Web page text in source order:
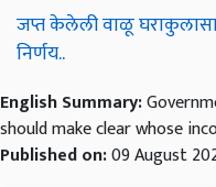
निर्णय..
should make clear whose
Published on:09 August